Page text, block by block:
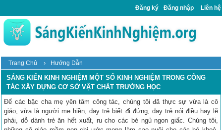
Đăng ký Đăng nhập Liên hệ
Trang Chủ › Hướng Dẫn
SÁNG KIẾN KINH NGHIỆM MỘT SỐ KINH NGHIỆM TRONG CÔNG
TÁC XÂY DỰNG CƠ SỞ VẬT CHẤT TRƯỜNG HỌC
Để các bậc cha mẹ yên tâm công tác, chúng tôi đã thực sự vừa là cô
giáo, vừa là người mẹ hiền, dạy trẻ biết đi đứng, dạy trẻ nói điều hay lẽ
phải, dỗ dành trẻ ăn hết xuất, ru cho các bé ngủ ngon giấc. Chúng tôi,